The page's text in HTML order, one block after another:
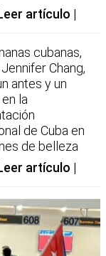
artículo
cubanas,
Chang,
antes y un
la
de Cuba en
de belleza
artículo